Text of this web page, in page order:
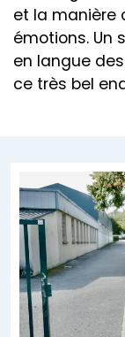
et la manière
émotions. Un
en langue
ce très bel